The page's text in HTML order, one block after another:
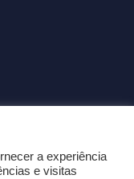
a experiência
e visitas